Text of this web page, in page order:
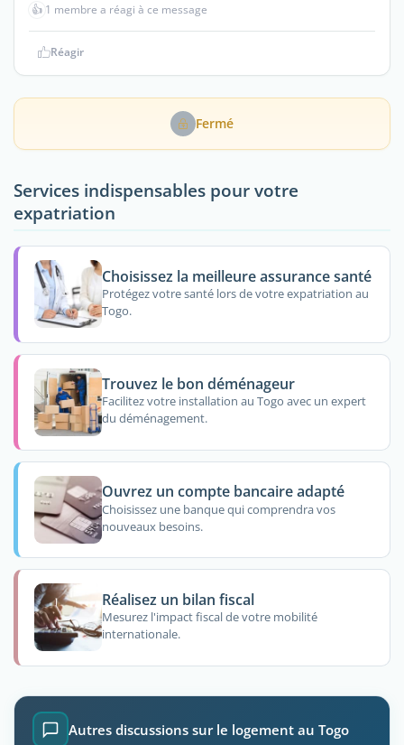
👍 1 membre a réagi à ce message
Réagir
Fermé
Services indispensables pour votre
expatriation
Choisissez la meilleure assurance santé
Protégez votre santé lors de votre expatriation au
Togo.
Trouvez le bon déménageur
Facilitez votre installation au Togo avec un expert
du déménagement.
Ouvrez un compte bancaire adapté
Choisissez une banque qui comprendra vos
nouveaux besoins.
Réalisez un bilan fiscal
Mesurez l'impact fiscal de votre mobilité
internationale.
Autres discussions sur le logement au Togo